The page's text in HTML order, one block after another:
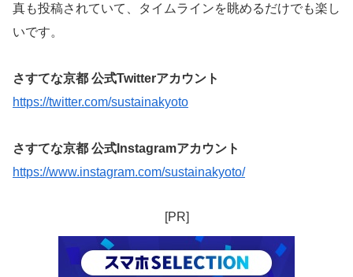
真も投稿されていて、タイムラインを眺めるだけでも楽し
いです。
さすてな京都 公式Twitterアカウント
https://twitter.com/sustainakyoto
さすてな京都 公式Instagramアカウント
https://www.instagram.com/sustainakyoto/
[PR]